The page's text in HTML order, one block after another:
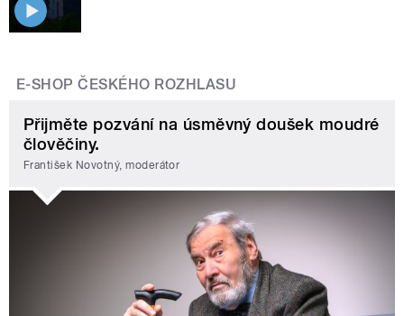
E-SHOP ČESKÉHO ROZHLASU
Přijměte pozvání na úsměvný doušek moudré
člověčiny.
František Novotný, moderátor